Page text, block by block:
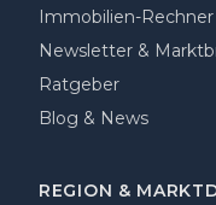
Immobilien-Rechner
Newsletter &
Ratgeber
Blog & News
REGION &